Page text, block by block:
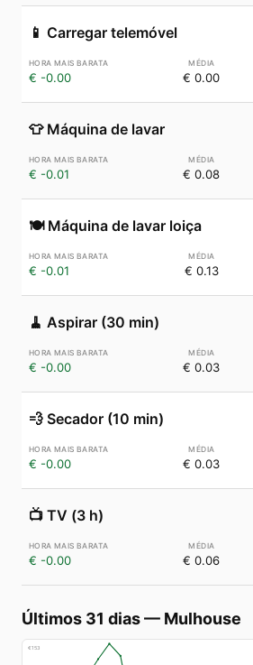
📱 Carregar telemóvel
€ -0.00 € 0.00
👕 Máquina de lavar
€ -0.01 € 0.08
🍽️ Máquina de lavar loiça
€ -0.01 € 0.13
🧹 Aspirar (30 min)
€ -0.00 € 0.03
💨 Secador (10 min)
€ -0.00 € 0.03
📺 TV (3 h)
€ -0.00 € 0.06
Últimos 31 dias— Mulhouse
€153